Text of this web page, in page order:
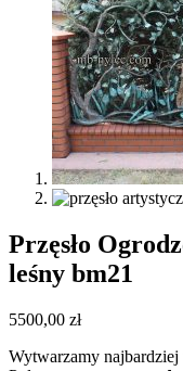
Przęsło
leśny bm21
5500,00 zł
Wytwarzamy